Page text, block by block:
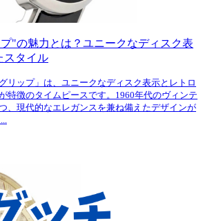
"の魅力とは？ユニークなディスク表
スタイル
リップ」は、ユニークなディスク表示とレトロ
特徴のタイムピースです。1960年代のヴィンテ
、現代的なエレガンスを兼ね備えたデザインが